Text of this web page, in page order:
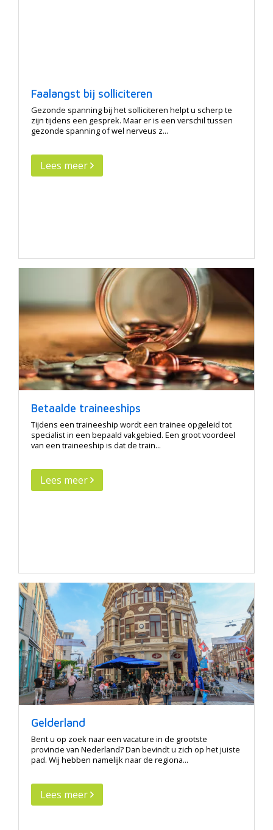
Faalangst bij solliciteren
Gezonde spanning bij het solliciteren helpt u scherp te
zijn tijdens een gesprek. Maar er is een verschil tussen
gezonde spanning of wel nerveus z...
Lees meer
Betaalde traineeships
Tijdens een traineeship wordt een trainee opgeleid tot
specialist in een bepaald vakgebied. Een groot voordeel
van een traineeship is dat de train...
Lees meer
Gelderland
Bent u op zoek naar een vacature in de grootste
provincie van Nederland? Dan bevindt u zich op het juiste
pad. Wij hebben namelijk naar de regiona...
Lees meer